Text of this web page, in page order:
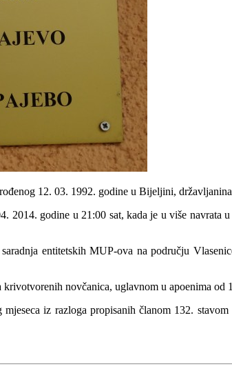
12. 03. 1992. godine u Bijeljini,
godine u 21:00 sat, kada je u više
entitetskih MUP-ova na području
novčanica, uglavnom u apoenima od
iz razloga propisanih članom 132.